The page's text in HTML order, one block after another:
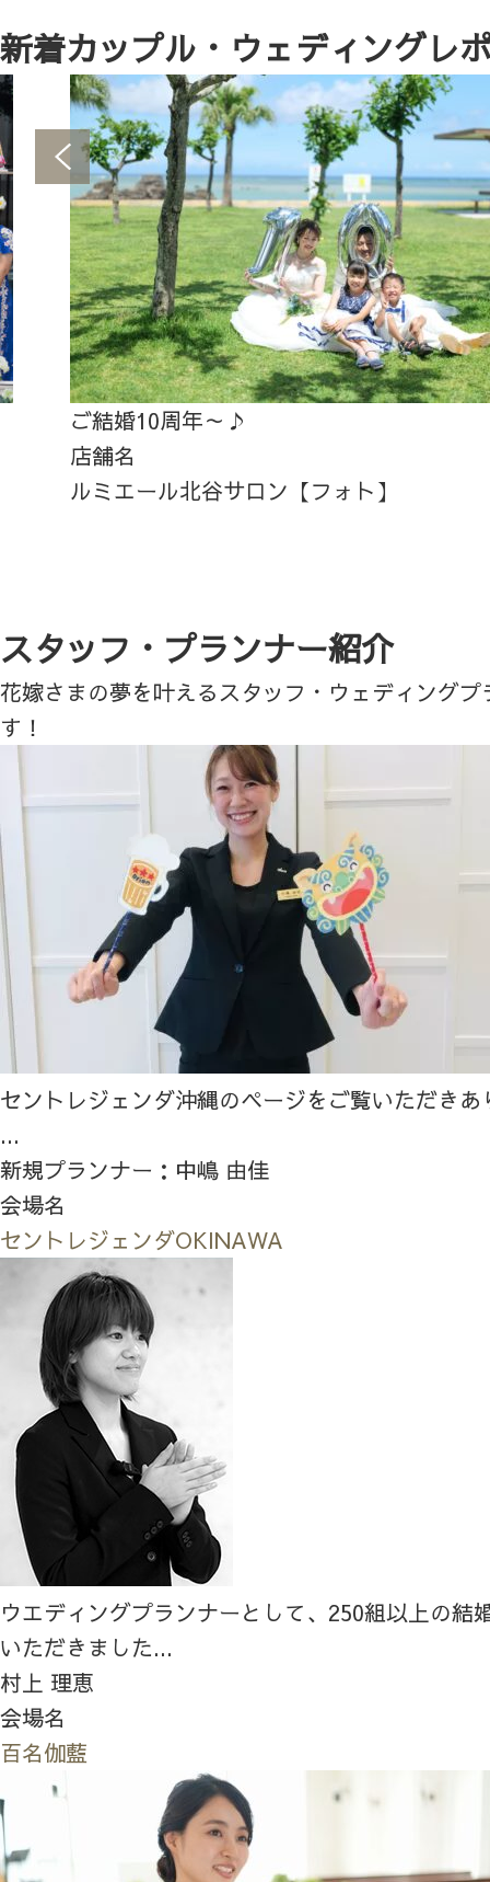
新着カップル・ウェディングレ
ご結婚10周年～♪
店舗名
ルミエール北谷サロン【フォト】
スタッフ・プランナー紹介
花嫁さまの夢を叶えるスタッフ・ウェディング
す！
セントレジェンダ沖縄のページをご覧いただき
...
新規プランナー：中嶋 由佳
会場名
セントレジェンダOKINAWA
ウエディングプランナーとして、250組以上の結
いただきました...
村上 理恵
会場名
百名伽藍